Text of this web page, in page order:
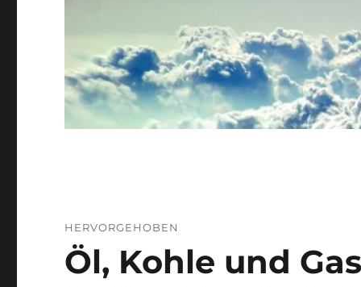
HERVORGEHOBEN
Öl, Kohle und